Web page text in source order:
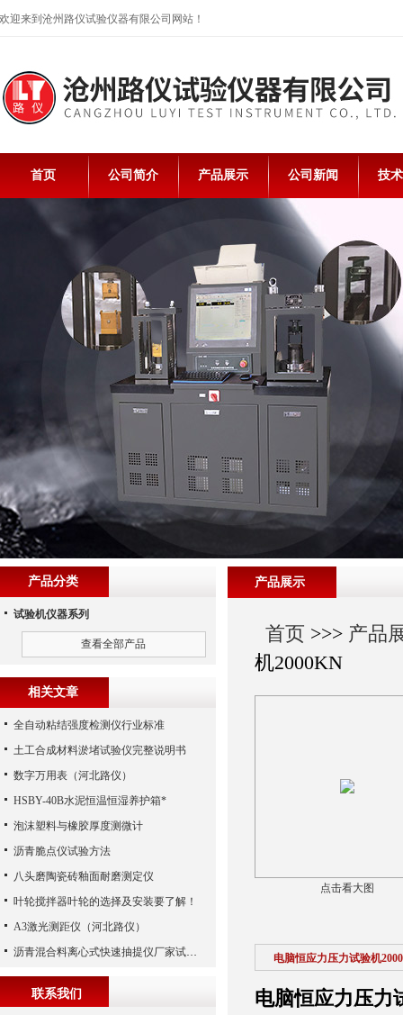
欢迎来到沧州路仪试验仪器有限公司网站！
首页 公司简介 产品展示 公司新闻 技
产品展示
首页 >>> 产品
机2000KN
点击看大图
电脑恒应力压力试验机
电脑恒应力压力
产品分类
试验机仪器系列
查看全部产品
相关文章
全自动粘结强度检测仪行业标准
土工合成材料淤堵试验仪完整说明书
数字万用表（河北路仪）
HSBY-40B水泥恒温恒湿养护箱*
泡沫塑料与橡胶厚度测微计
沥青脆点仪试验方法
八头磨陶瓷砖釉面耐磨测定仪
叶轮搅拌器叶轮的选择及安装要了解！
A3激光测距仪（河北路仪）
沥青混合料离心式快速抽提仪厂家试验方法
联系我们